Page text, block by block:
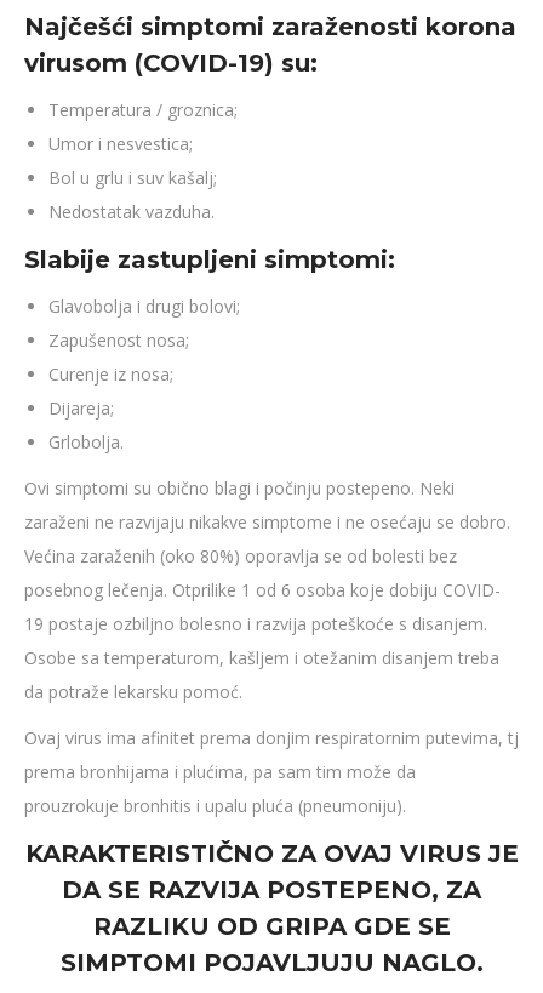
Najčešći simptomi zaraženosti korona
virusom (COVID-19) su:
Temperatura / groznica;
Umor i nesvestica;
Bol u grlu i suv kašalj;
Nedostatak vazduha.
Slabije zastupljeni simptomi:
Glavobolja i drugi bolovi;
Zapušenost nosa;
Curenje iz nosa;
Dijareja;
Grlobolja.
Ovi simptomi su obično blagi i počinju postepeno. Neki
zaraženi ne razvijaju nikakve simptome i ne osećaju se dobro.
Većina zaraženih (oko 80%) oporavlja se od bolesti bez
posebnog lečenja. Otprilike 1 od 6 osoba koje dobiju COVID-
19 postaje ozbiljno bolesno i razvija poteškoće s disanjem.
Osobe sa temperaturom, kašljem i otežanim disanjem treba
da potraže lekarsku pomoć.
Ovaj virus ima afinitet prema donjim respiratornim putevima, tj
prema bronhijama i plućima, pa sam tim može da
prouzrokuje bronhitis i upalu pluća (pneumoniju).
KARAKTERISTIČNO ZA OVAJ VIRUS JE
DA SE RAZVIJA POSTEPENO, ZA
RAZLIKU OD GRIPA GDE SE
SIMPTOMI POJAVLJUJU NAGLO.